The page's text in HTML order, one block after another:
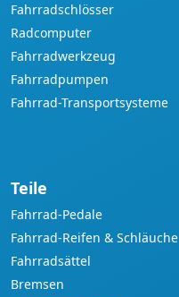
Fahrradschlösser
Radcomputer
Fahrradwerkzeug
Fahrradpumpen
Fahrrad-Transportsysteme
Teile
Fahrrad-Pedale
Fahrrad-Reifen & Schläuche
Fahrradsättel
Bremsen